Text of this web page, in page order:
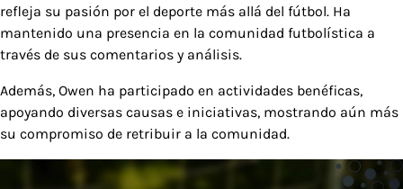
refleja su pasión por el deporte más allá del fútbol. Ha
mantenido una presencia en la comunidad futbolística a
través de sus comentarios y análisis.
Además, Owen ha participado en actividades benéficas,
apoyando diversas causas e iniciativas, mostrando aún más
su compromiso de retribuir a la comunidad.